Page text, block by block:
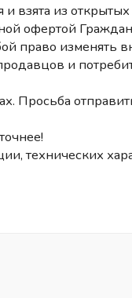
взята из
офертой
право изменять
и
Просьба
технических